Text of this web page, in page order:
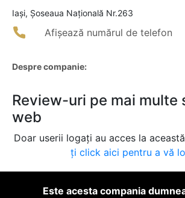
Iaşi, Șoseaua Națională Nr.263
Afișează numărul de telefon
Despre companie:
Review-uri pe mai multe
web
Doar userii logați au acces la
ți click aici pentru a vă
Este acesta compania